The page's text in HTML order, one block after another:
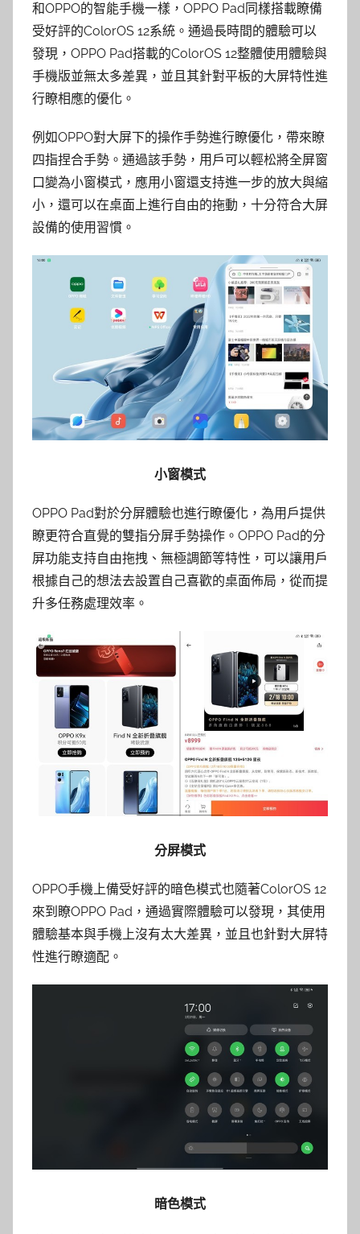
和OPPO的智能手機一樣，OPPO Pad同樣搭載瞭備
受好評的ColorOS 12系統。通過長時間的體驗可以
發現，OPPO Pad搭載的ColorOS 12整體使用體驗與
手機版並無太多差異，並且其針對平板的大屏特性進
行瞭相應的優化。
例如OPPO對大屏下的操作手勢進行瞭優化，帶來瞭
四指捏合手勢。通過該手勢，用戶可以輕松將全屏窗
口變為小窗模式，應用小窗還支持進一步的放大與縮
小，還可以在桌面上進行自由的拖動，十分符合大屏
設備的使用習慣。
小窗模式
OPPO Pad對於分屏體驗也進行瞭優化，為用戶提供
瞭更符合直覺的雙指分屏手勢操作。OPPO Pad的分
屏功能支持自由拖拽、無極調節等特性，可以讓用戶
根據自己的想法去設置自己喜歡的桌面佈局，從而提
升多任務處理效率。
分屏模式
OPPO手機上備受好評的暗色模式也隨著ColorOS 12
來到瞭OPPO Pad，通過實際體驗可以發現，其使用
體驗基本與手機上沒有太大差異，並且也針對大屏特
性進行瞭適配。
暗色模式